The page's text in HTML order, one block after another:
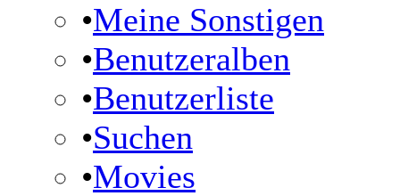
•Meine Sonstigen
•Benutzeralben
•Benutzerliste
•Suchen
•Movies